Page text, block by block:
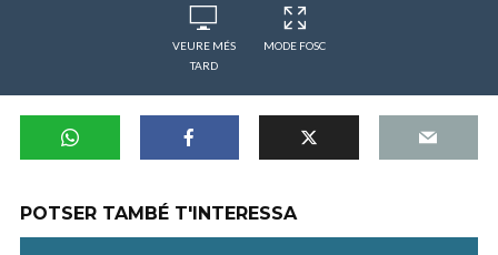
VEURE MÉS
TARD
MODE FOSC
POTSER TAMBÉ T'INTERESSA